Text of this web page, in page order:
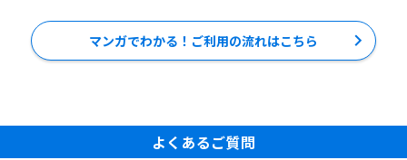
マンガでわかる！ご利用の流れはこちら
よくあるご質問